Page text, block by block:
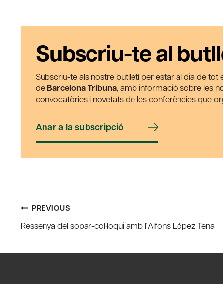
Subscriu-te al
Subscriu-te als nostre butlletí per estar al dia de tot
de Barcelona Tribuna, amb informació sobre les
convocatòries i novetats de les conferències que
Anar a la subscripció
Post
navigation
PREVIOUS
Ressenya del sopar-col·loqui amb l´Alfons López Tena